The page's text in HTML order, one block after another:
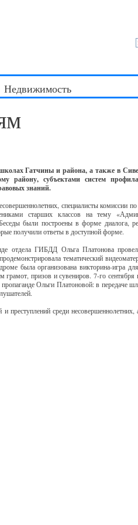
Недвижимость
Гатчины и района, а также в
району, субъектами систем
знаний.
специалисты комиссии
старших классов на тему
были построены в форме диалога,
получили ответы в доступной форме.
отдела ГИБДД Ольга Платонова
тематический
была организована викторина-игра
грамот, призов и сувениров. 7-го
Ольги Платоновой: в передаче
преступлений среди